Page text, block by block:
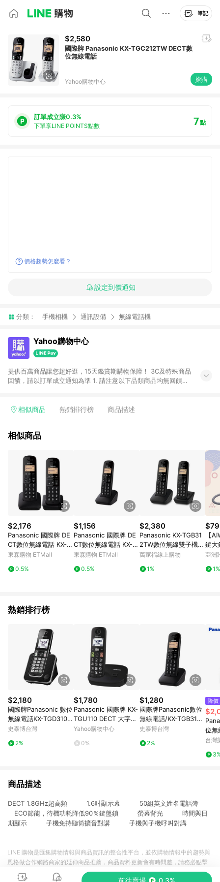
筆記
$2,580
國際牌 Panasonic KX-TGC212TW DECT數
位無線電話
Yahoo購物中心 搶購
訂單成立賺0.3%
下單享LINE POINTS點數 7點
價格趨勢怎麼看？
設定到價通知
分類： 手機相機 通訊設備 無線電話機
Yahoo購物中心
提供百萬商品讓您超好逛，15天鑑賞期購物保障！ 3C及特殊商品
回饋，請以訂單成立通知為準 1. 請注意以下品類商品均無回饋：
電玩/遊戲/相機/單眼/鏡頭/拍立得 [2024/6/1起適用] -內接硬
的購回饋活動享Yahoo超贈點回饋者 - 購物中心商店之商品：商
3. 訂單回饋金額將扣除運費/購物金/超贈點/福利金/紅利折抵/折
價券等虛擬貨幣折抵 4. 大宗採購或批發轉賣不具回饋資格： 如
有相關事證認定您為大宗採購、批發轉賣而非最終消費使用者，
相關認定以Yahoo購物中心之認定為準
相似商品 熱銷排行榜 商品描述
相似商品
$2,176
Panasonic 國際牌 DE
CT數位無線電話 KX-T
GB312TW
東森購物 ETMall
0.5%
$1,156
Panasonic 國際牌 DE
CT數位無線電話 KX-T
GB310TW
東森購物 ETMall
0.5%
$2,380
Panasonic KX-TGB31
2TW數位無線雙子機
(黑色)
萬家福線上購物
1%
【
鍵大
-892
亞洲
1%
熱銷排行榜
$2,180
國際牌Panasonic 數位
無線電話KX-TGD310T
WB
史泰博台灣
2%
$1,780
Panasonic 國際牌 KX-
TGU110 DECT 大字體
無線電話 TGU110 電話
Yahoo購物中心
0%
$1,280
國際牌Panasonic數位
無線電話/KX-TGB310T
WB/黑
史泰博台灣
2%
降價
位無
0
台灣
商品描述
DECT 1.8GHz超高頻 1.6吋顯示幕 50組英文姓名電話簿
ECO節能，待機功耗降低90％鍵盤鎖 螢幕背光 時間與日
期顯示 子機免持聽筒擴音對講 子機與子機呼叫對講
前往賣場 0.3%
LINE 購物是匯集購物情報與商品資訊的整合性平台，並依購物情報中的趨勢與
風格做合作網路商家的延伸商品推薦，商品資料更新會有時間差，請務必點擊
商品至各合作網路商家，確認現售價與購物條件，一切資訊以合作廠商網頁為